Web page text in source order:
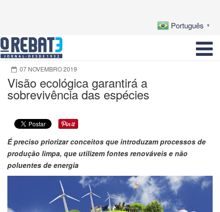
Português ▼
07 NOVEMBRO 2019
Visão ecológica garantirá a
sobrevivência das espécies
É preciso priorizar conceitos que introduzam processos de
produção limpa, que utilizem fontes renováveis e não
poluentes de energia